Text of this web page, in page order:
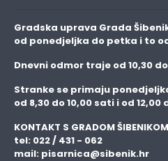
Gradska uprava Grada
od ponedjeljka do petka i to
Dnevni odmor traje od 10,30
Stranke se primaju
od 8,30 do 10,00 sati i od 12,00
KONTAKT S GRADOM
tel: 022 / 431 - 062
mail: pisarnica@sibenik.hr